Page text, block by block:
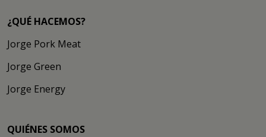
¿QUÉ HACEMOS?
Jorge Pork Meat
Jorge Green
Jorge Energy
QUIÉNES SOMOS